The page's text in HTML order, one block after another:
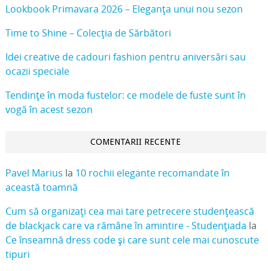
Lookbook Primavara 2026 – Eleganța unui nou sezon
Time to Shine – Colecția de Sărbători
Idei creative de cadouri fashion pentru aniversări sau
ocazii speciale
Tendințe în moda fustelor: ce modele de fuste sunt în
vogă în acest sezon
COMENTARII RECENTE
Pavel Marius la 10 rochii elegante recomandate în
această toamnă
Cum să organizați cea mai tare petrecere studențească
de blackjack care va rămâne în amintire - Studențiada la
Ce înseamnă dress code și care sunt cele mai cunoscute
tipuri